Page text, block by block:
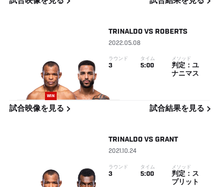
WIN
TRINALDO VS ROBERTS
2022.05.08
ラウンド
3
タイム
5:00
メソッド
判定：ユ
ナニマス
試合映像を見る 試合結果を見る
TRINALDO VS GRANT
2021.10.24
ラウンド
3
タイム
5:00
メソッド
判定：ス
プリット